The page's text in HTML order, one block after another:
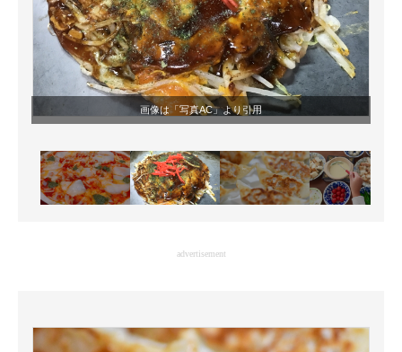
エネルギーの専門メディア
建設×テクノロジーの最前線
ちょっと気になるネットの話題画像は「写真AC」より引用
advertisement